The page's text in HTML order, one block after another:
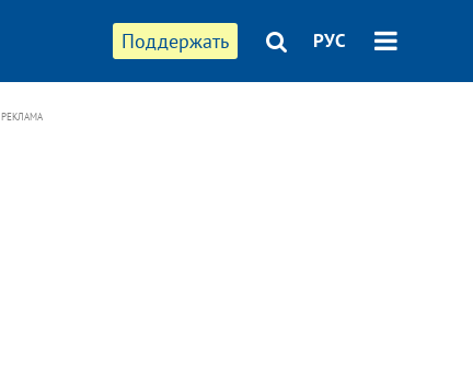
Поддержать РУС
РЕКЛАМА